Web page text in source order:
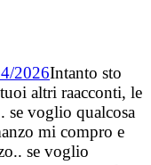
2026Intanto sto
altri raacconti, le
se voglio qualcosa
mi compro e
se voglio